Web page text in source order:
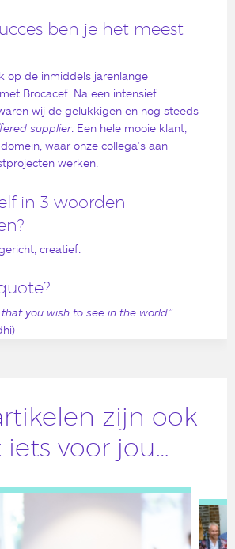
ben je het meest
op de inmiddels jarenlange
Brocacef. Na een intensief
wij de gelukkigen en nog steeds
supplier. Een hele mooie klant,
waar onze collega’s aan
werken.
in 3 woorden
creatief.
you wish to see in the world.”
zijn ook
voor jou…